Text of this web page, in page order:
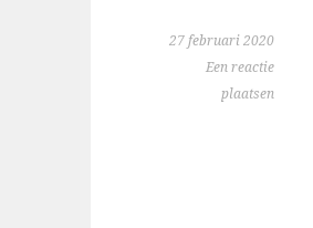
27 februari 2020
Een reactie
plaatsen